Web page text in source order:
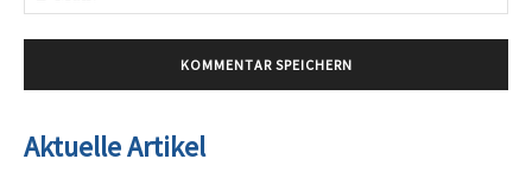
Aktuelle Artikel